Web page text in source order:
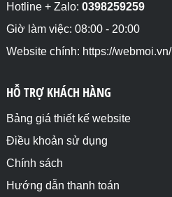
Hotline + Zalo: 0398259259
Giờ làm việc: 08:00 - 20:00
Website chính: https://webmoi.vn/
HỖ TRỢ KHÁCH HÀNG
Bảng giá thiết kế website
Điều khoản sử dụng
Chính sách
Hướng dẫn thanh toán